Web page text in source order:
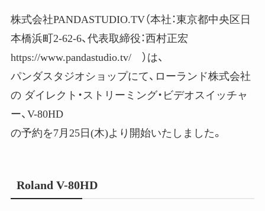
株式会社PANDASTUDIO.TV（本社：東京都中央区日
本橋浜町2-62-6、代表取締役：西村正宏
https://www.pandastudio.tv/ ）は、
パンダスタジオショップにて、ローランド株式会社
の ダイレクト・ストリーミング・ビデオスイッチャ
ー、V-80HD
の予約を7月25日(木)より開始いたしました。
Roland V-80HD